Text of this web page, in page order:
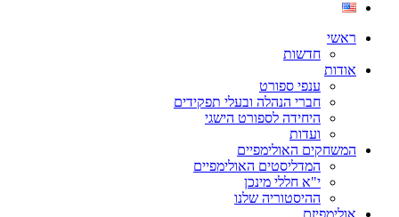
ראשי
חדשות
אודות
ענפי ספורט
חברי הנהלה ובעלי תפקידים
היחידה לספורט הישגי
ועדות
המשחקים האולימפיים
המדליסטים האולימפיים
י"א חללי מינכן
ההיסטוריה שלנו
אולימפיזם